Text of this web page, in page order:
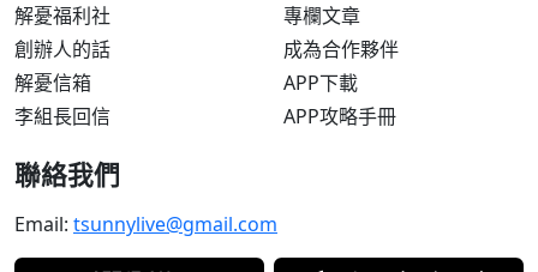
解憂福利社
創辦人的話
解憂信箱
李組長回信
專欄文章
成為合作夥伴
APP下載
APP攻略手冊
聯絡我們
Email: tsunnylive@gmail.com